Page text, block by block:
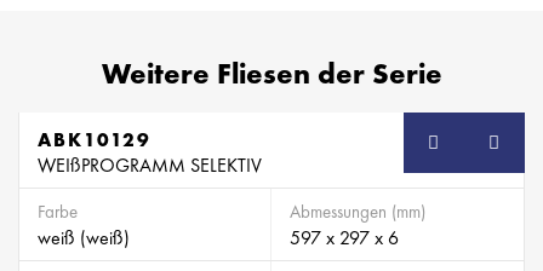
Weitere Fliesen der Serie
ABK10129
WEIßPROGRAMM SELEKTIV
Farbe
weiß (weiß)
Abmessungen (mm)
597 x 297 x 6